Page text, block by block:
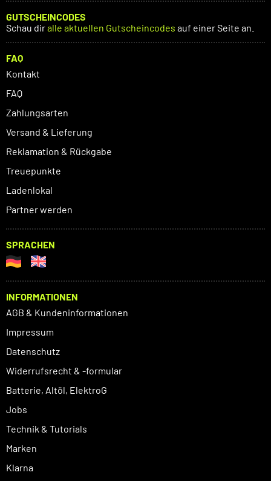
GUTSCHEINCODES
Schau diralle aktuellen Gutscheincodes auf einer Seite an.
FAQ
Kontakt
FAQ
Zahlungsarten
Versand & Lieferung
Reklamation & Rückgabe
Treuepunkte
Ladenlokal
Partner werden
SPRACHEN
INFORMATIONEN
AGB & Kundeninformationen
Impressum
Datenschutz
Widerrufsrecht & -formular
Batterie, Altöl, ElektroG
Jobs
Technik & Tutorials
Marken
Klarna